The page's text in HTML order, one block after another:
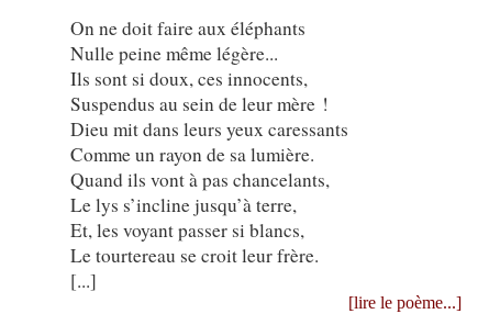
On ne doit faire aux éléphants
Nulle peine même légère...
Ils sont si doux, ces innocents,
Suspendus au sein de leur mère !
Dieu mit dans leurs yeux caressants
Comme un rayon de sa lumière.
Quand ils vont à pas chancelants,
Le lys s’incline jusqu’à terre,
Et, les voyant passer si blancs,
Le tourtereau se croit leur frère.
[...]
[lire le poème...]